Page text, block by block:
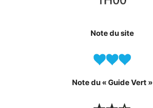
Note du site
Note du « Guide Vert »